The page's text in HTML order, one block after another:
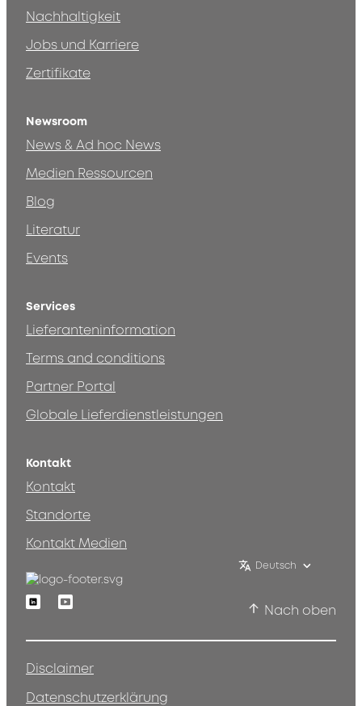
Nachhaltigkeit
Jobs und Karriere
Zertifikate
Newsroom
News & Ad hoc News
Medien Ressourcen
Blog
Literatur
Events
Services
Lieferanteninformation
Terms and conditions
Partner Portal
Globale Lieferdienstleistungen
Kontakt
Kontakt
Standorte
Kontakt Medien
Deutsch
LinkedinYoutube
Nach oben
Disclaimer
Datenschutzerklärung